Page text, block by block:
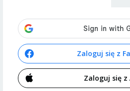
Zaloguj się z
Zaloguj się z